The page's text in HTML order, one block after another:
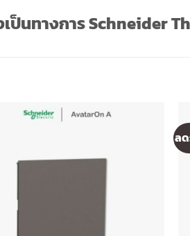
ป็นทางการ Schneider
ล